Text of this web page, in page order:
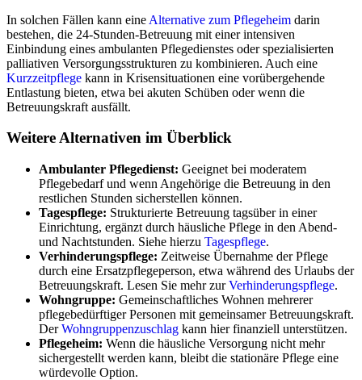
In solchen Fällen kann eine Alternative zum Pflegeheim darin
bestehen, die 24-Stunden-Betreuung mit einer intensiven
Einbindung eines ambulanten Pflegedienstes oder spezialisierten
palliativen Versorgungsstrukturen zu kombinieren. Auch eine
Kurzzeitpflege kann in Krisensituationen eine vorübergehende
Entlastung bieten, etwa bei akuten Schüben oder wenn die
Betreuungskraft ausfällt.
Weitere Alternativen im Überblick
Ambulanter Pflegedienst: Geeignet bei moderatem
Pflegebedarf und wenn Angehörige die Betreuung in den
restlichen Stunden sicherstellen können.
Tagespflege: Strukturierte Betreuung tagsüber in einer
Einrichtung, ergänzt durch häusliche Pflege in den Abend-
und Nachtstunden. Siehe hierzu Tagespflege.
Verhinderungspflege: Zeitweise Übernahme der Pflege
durch eine Ersatzpflegeperson, etwa während des Urlaubs der
Betreuungskraft. Lesen Sie mehr zurVerhinderungspflege.
Wohngruppe: Gemeinschaftliches Wohnen mehrerer
pflegebedürftiger Personen mit gemeinsamer Betreuungskraft.
DerWohngruppenzuschlag kann hier finanziell unterstützen.
Pflegeheim: Wenn die häusliche Versorgung nicht mehr
sichergestellt werden kann, bleibt die stationäre Pflege eine
würdevolle Option.